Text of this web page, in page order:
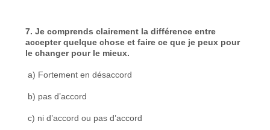
7. Je comprends clairement la différence entre
accepter quelque chose et faire ce que je peux pour
le changer pour le mieux.
a) Fortement en désaccord
b) pas d’accord
c) ni d’accord ou pas d’accord